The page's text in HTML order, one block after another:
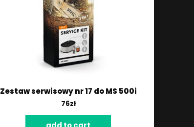
Zestaw serwisowy nr 17 do MS 500i
76zł